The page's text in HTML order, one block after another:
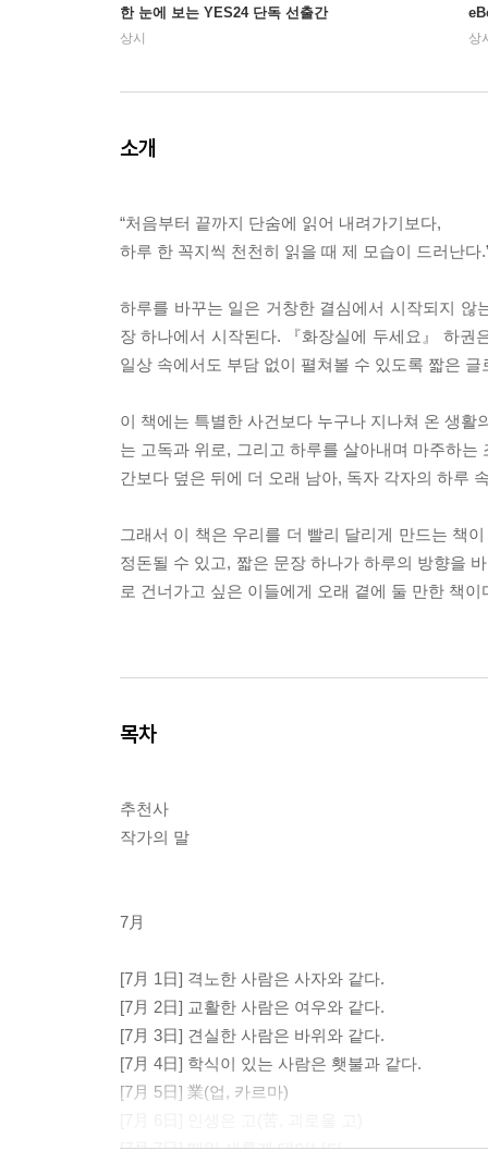
한 눈에 보는 YES24 단독 선출간
상시 상
소개
“처음부터 끝까지 단숨에 읽어 내려가기보다,
하루 한 꼭지씩 천천히 읽을 때 제 모습이 드러난다
하루를 바꾸는 일은 거창한 결심에서 시작되지
장 하나에서 시작된다. 『화장실에 두세요』 하권
일상 속에서도 부담 없이 펼쳐볼 수 있도록 짧은
이 책에는 특별한 사건보다 누구나 지나쳐 온 생
는 고독과 위로, 그리고 하루를 살아내며 마주하
간보다 덮은 뒤에 더 오래 남아, 독자 각자의 하루
그래서 이 책은 우리를 더 빨리 달리게 만드는 책
정돈될 수 있고, 짧은 문장 하나가 하루의 방향을
로 건너가고 싶은 이들에게 오래 곁에 둘 만한 책이
목차
추천사
작가의 말
7月
[7月 1日] 격노한 사람은 사자와 같다.
[7月 2日] 교활한 사람은 여우와 같다.
[7月 3日] 견실한 사람은 바위와 같다.
[7月 4日] 학식이 있는 사람은 횃불과 같다.
[7月 5日] 業(업, 카르마)
[7月 7日] 매일 새롭게 태어난다.